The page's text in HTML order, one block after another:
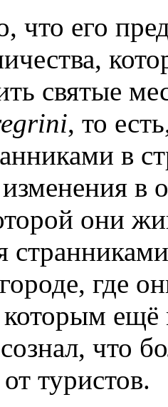
что его
святые
, то
в
изменения
они
где
ещё
что
туристов.